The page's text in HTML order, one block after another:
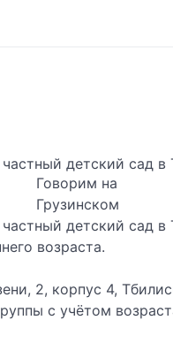
детский сад в
Говорим на
Грузинском
детский сад
возраста.
2, корпус 4,
с учётом